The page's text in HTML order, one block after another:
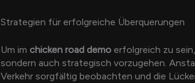
Strategien für erfolgreiche Überquerungen
Um im chicken road demo erfolgreich zu
sondern auch strategisch vorzugehen.
Verkehr sorgfältig beobachten und die